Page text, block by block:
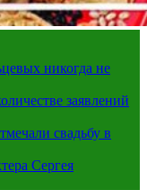
никогда не
заявлений
свадьбу в
Сергея